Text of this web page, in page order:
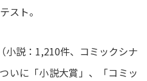
スト。
小説：1,210件、コミックシナ
いに「小説大賞」、「コミッ